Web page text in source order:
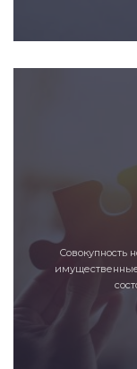
Совокупность